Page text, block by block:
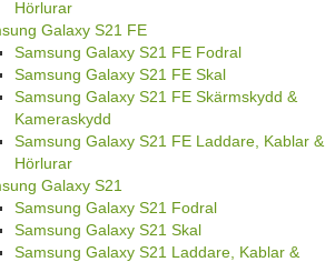
Hörlurar
Galaxy S21 FE
Samsung Galaxy S21 FE Fodral
Samsung Galaxy S21 FE Skal
Samsung Galaxy S21 FE Skärmskydd &
Kameraskydd
Samsung Galaxy S21 FE Laddare, Kablar &
Hörlurar
Galaxy S21
Samsung Galaxy S21 Fodral
Samsung Galaxy S21 Skal
Samsung Galaxy S21 Laddare, Kablar &